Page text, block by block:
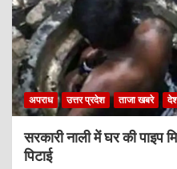
अपराध उत्तर प्रदेश ताजा खबरे
सरकारी नाली में घर की पाइप
पिटाई